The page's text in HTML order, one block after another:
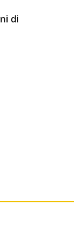
di